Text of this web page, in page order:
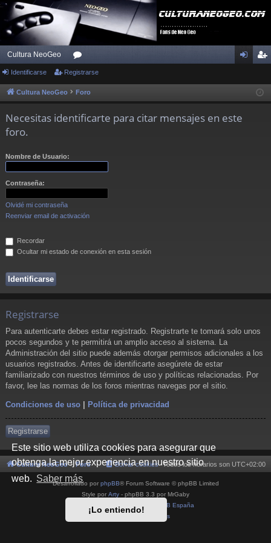
Este sitio web utiliza cookies para asegurar que
obtenga la mejor experiencia en nuestro sitio
web. Saber más
¡Lo entiendo!
Cultura NeoGeo
or
os ist
Identificarse Registrarse
Cultura NeoGeo Foro
Necesitas identificarte para citar mensajes en este
foro.
Nombre de Usuario:
Contraseña:
Olvidé mi contraseña
Reenviar email de activación
Recordar
Ocultar mi estado de conexión en esta sesión
Registrarse
Para autenticarte debes estar registrado. Registrarte te tomará solo unos
pocos segundos y te permitirá un amplio acceso al sistema. La
Administración del sitio puede además otorgar permisos adicionales a los
usuarios registrados. Antes de identificarte asegúrete de estar
familiarizado con nuestros términos de uso y políticas relacionadas. Por
favor, lee las normas de los foros mientras navegas por el sitio.
Condiciones de uso Política de privacidad
Registrarse
Cultura NeoGeo Foro Todos los horarios son UTC+02:00
Borrar cookies
Desarrollado por phpBB® Forum Software © phpBB Limited
Style por Arty - phpBB 3.3 por MrGaby
phpBB España
Condiciones